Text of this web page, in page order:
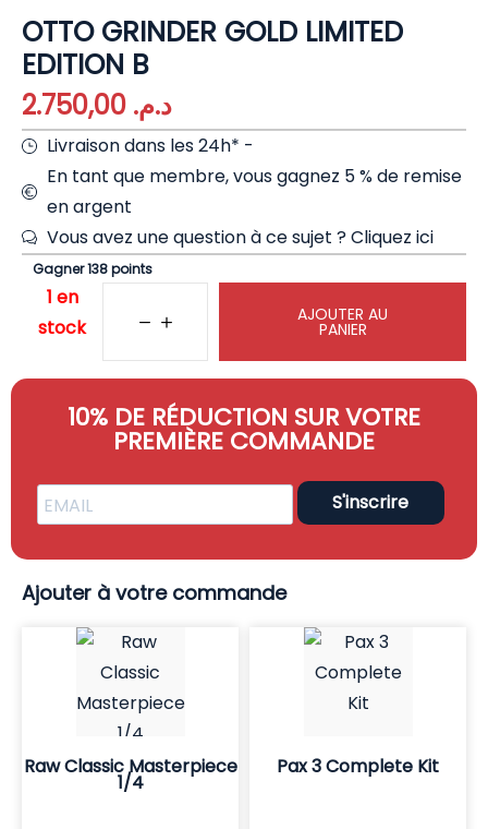
OTTO GRINDER GOLD LIMITED
EDITION B
د.م.
Livraison dans les 24h* -
En tant que membre, vous gagnez 5 % de remise
en argent
Vous avez une question à ce sujet ?Cliquez ici
Gagner 138 points
1 en
stock
AJOUTER AU
PANIER
10% DE RÉDUCTION SUR VOTRE
PREMIÈRE COMMANDE
S'inscrire
Ajouter à votre commande
Raw Classic Masterpiece
1/4
Pax 3 Complete Kit